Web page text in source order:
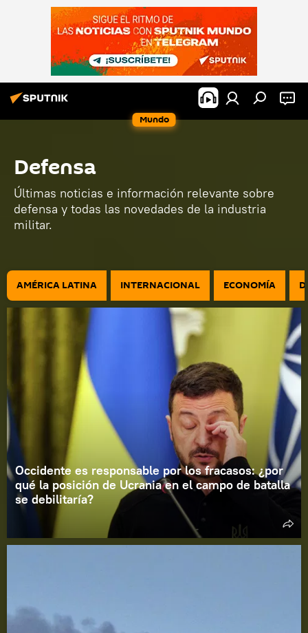
Mundo
Defensa
Últimas noticias e información relevante sobre
defensa y todas las novedades de la industria
militar.
AMÉRICA LATINA INTERNACIONAL ECONOMÍA
Occidente es responsable por los fracasos: ¿por
qué la posición de Ucrania en el campo de batalla
se debilitaría?